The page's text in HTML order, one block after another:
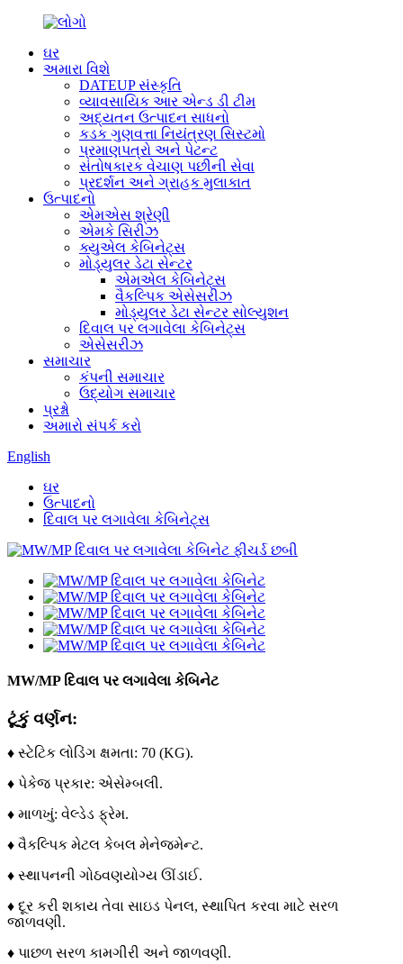
ઘર
અમારા વિશે
DATEUP સંસ્કૃતિ
વ્યાવસાયિક આર એન્ડ ડી ટીમ
અદ્યતન ઉત્પાદન સાધનો
કડક ગુણવત્તા નિયંત્રણ સિસ્ટમો
પ્રમાણપત્રો અને પેટન્ટ
સંતોષકારક વેચાણ પછીની સેવા
પ્રદર્શન અને ગ્રાહક મુલાકાત
ઉત્પાદનો
એમએસ શ્રેણી
એમકે સિરીઝ
ક્યુએલ કેબિનેટ્સ
મોડ્યુલર ડેટા સેન્ટર
એમએલ કેબિનેટ્સ
વૈકલ્પિક એસેસરીઝ
મોડ્યુલર ડેટા સેન્ટર સોલ્યુશન
દિવાલ પર લગાવેલા કેબિનેટ્સ
એસેસરીઝ
સમાચાર
કંપની સમાચાર
ઉદ્યોગ સમાચાર
પ્રશ્નો
અમારો સંપર્ક કરો
English
ઘર
ઉત્પાદનો
દિવાલ પર લગાવેલા કેબિનેટ્સ
MW/MP દિવાલ પર લગાવેલા કેબિનેટ
ટૂંકું વર્ણન:
♦ સ્ટેટિક લોડિંગ ક્ષમતા: 70 (KG).
♦ પેકેજ પ્રકાર: એસેમ્બલી.
♦ માળખું: વેલ્ડેડ ફ્રેમ.
♦ વૈકલ્પિક મેટલ કેબલ મેનેજમેન્ટ.
♦ સ્થાપનની ગોઠવણયોગ્ય ઊંડાઈ.
♦ દૂર કરી શકાય તેવા સાઇડ પેનલ, સ્થાપિત કરવા માટે સરળ
જાળવણી.
♦ પાછળ સરળ કામગીરી અને જાળવણી.